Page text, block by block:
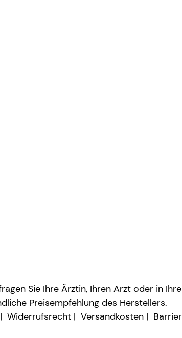
Sie Ihre Ärztin, Ihren Arzt oder in
Preisempfehlung des Herstellers.
Widerrufsrecht Versandkosten